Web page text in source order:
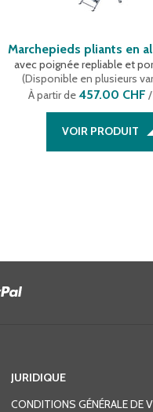
Marchepieds pliants en
avec poignée repliable et
(Disponible en plusieurs
À partir de457.00 CHF
VOIR PRODUIT
JURIDIQUE
CONDITIONS GÉNÉRALE DE